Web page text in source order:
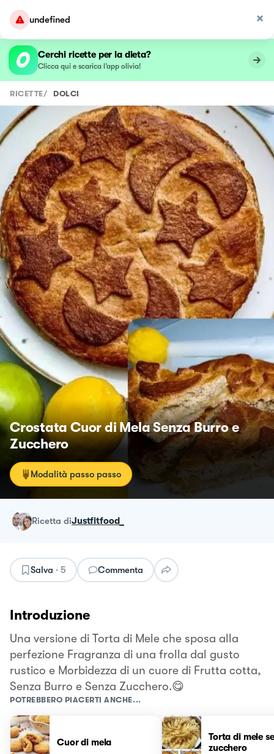
undefined
Cerchi ricette per la dieta?
Clicca qui e scarica l’app olivia!
RICETTE/ DOLCI
Crostata Cuor di Mela Senza Burro e
Zucchero
Modalità passo passo
ricetta diJustfitfood_
Salva · 5 Commenta
Introduzione
Una versione di Torta di Mele che sposa alla
perfezione Fragranza di una frolla dal gusto
rustico e Morbidezza di un cuore di Frutta cotta,
Senza Burro e Senza Zucchero.😋
POTREBBERO PIACERTI ANCHE...
Cuor di mela
Torta di mele
zucchero